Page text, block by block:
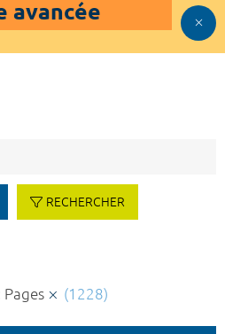
avancée
RECHERCHER
(1228)